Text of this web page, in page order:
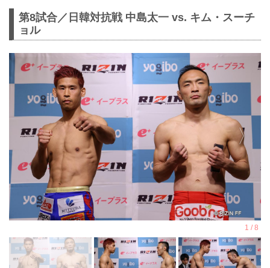
第8試合／⽇韓対抗戦 中島太一 vs. キム・スーチ
ョル